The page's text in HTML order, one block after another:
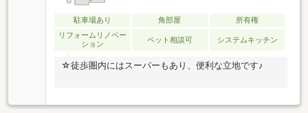
直接スタッフまで■※スタッフ まきやま（090-9496-
7955）※10時～17時（火・水曜日店休日）
駐車場あり 角部屋
所有権
リフォームリノベー
ション
ペット相談可 システムキッチン
☆徒歩圏内にはスーパーもあり、便利な立地です♪